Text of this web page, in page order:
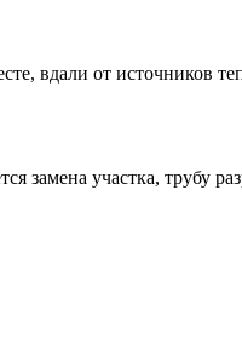
вдали от источников
замена участка, трубу